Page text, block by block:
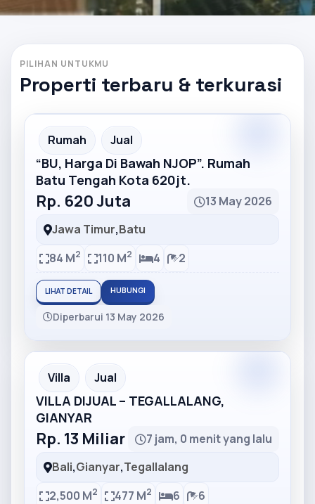
PILIHAN UNTUKMU
Properti terbaru & terkurasi
Partner Ad
Rumah Jual
“BU, Harga Di Bawah NJOP”. Rumah
Batu Tengah Kota 620jt.
Rp. 620 Juta
13 May 2026
Jawa Timur,Batu
84 M2 110 M2 4 2
LIHAT DETAIL HUBUNGI
Diperbarui 13 May 2026
Partner Ad
Villa Jual
VILLA DIJUAL – TEGALLALANG,
GIANYAR
Rp. 13 Miliar
7 jam, 0 menit yang lalu
Bali,Gianyar,Tegallalang
2,500 M2 477 M2 6 6